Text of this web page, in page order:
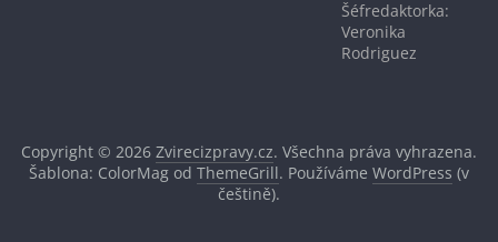
Šéfredaktorka:
Veronika
Rodriguez
Copyright © 2026 Zvirecizpravy.cz. Všechna práva vyhrazena.
Šablona: ColorMag od ThemeGrill. Používáme WordPress (v
češtině).